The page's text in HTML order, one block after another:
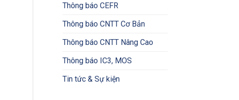
Thông báo CEFR
Thông báo CNTT Cơ Bản
Thông báo CNTT Nâng Cao
Thông báo IC3, MOS
Tin tức & Sự kiện